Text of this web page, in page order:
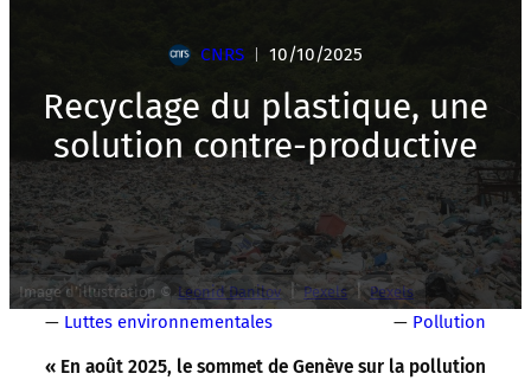
CNRS 10/10/2025
Recyclage du plastique, une
solution contre-productive
Image d’illustration © Leonid Danilov |Pexels |Pexels
— Luttes environnementales — Pollution
« En août 2025, le sommet de Genève sur la pollution